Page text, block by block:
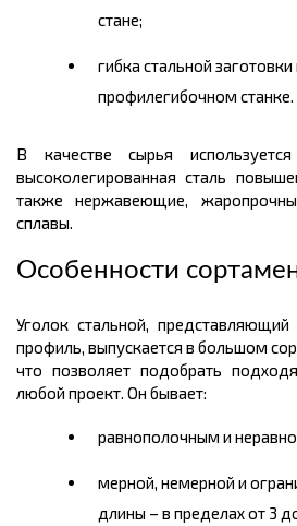
стане;
гибка стальной заготовки
профилегибочном станке.
В качестве сырья
высоколегированная сталь
также нержавеющие,
сплавы.
Особенности
Уголок стальной,
профиль, выпускается в большом
что позволяет подобрать
любой проект. Он бывает:
равнополочным и
мерной, немерной и
длины – в пределах от 3